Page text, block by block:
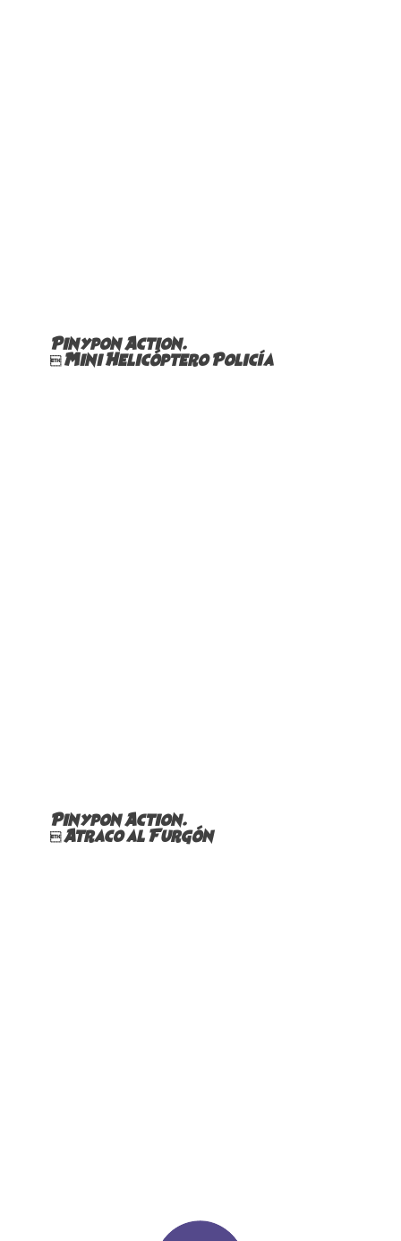
Pinypon Action.
 Mini Helicóptero Policía
Pinypon Action.
 Atraco al Furgón